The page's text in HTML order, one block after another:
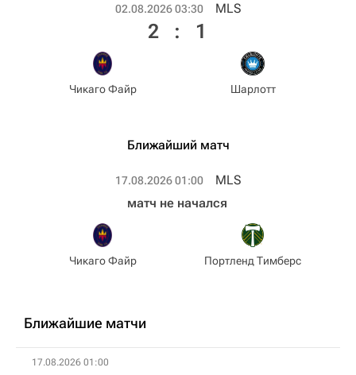
02.08.2026 03:30 MLS
Чикаго Файр
2 : 1
Шарлотт
Ближайший матч
17.08.2026 01:00 MLS
Чикаго Файр
матч не начался
Портленд Тимберс
Ближайшие матчи
17.08.2026 01:00